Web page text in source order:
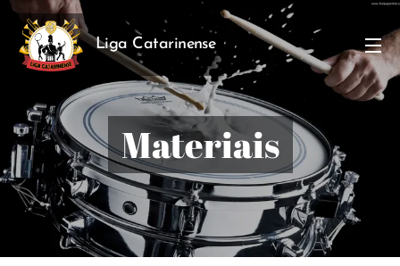
Liga Catarinense
Materiais